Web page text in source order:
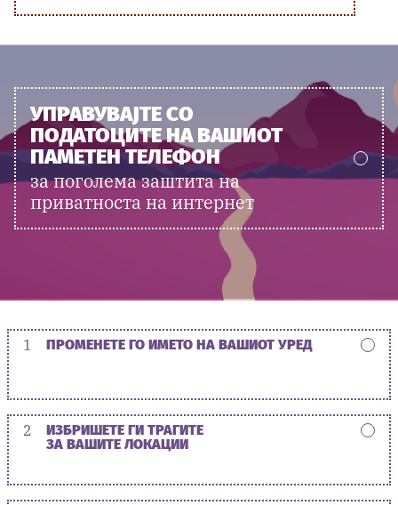
УПРАВУВАЈТЕ СО
ПОДАТОЦИТЕ НА ВАШИОТ
ПАМЕТЕН ТЕЛЕФОН
за поголема заштита на
приватноста на интернет
1 ПРОМЕНЕТЕ ГО ИМЕТО НА ВАШИОТ УРЕД
2
ИЗБРИШЕТЕ ГИ ТРАГИТЕ
ЗА ВАШИТЕ ЛОКАЦИИ